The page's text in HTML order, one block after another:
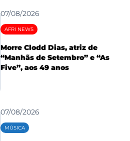
07/08/2026
AFRI NEWS
Morre Clodd Dias, atriz de
“Manhãs de Setembro” e “As
Five”, aos 49 anos
07/08/2026
MÚSICA